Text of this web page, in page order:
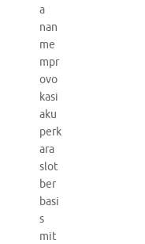
a
nan
me
mpr
ovo
kasi
aku
perk
ara
slot
ber
basi
s
mit